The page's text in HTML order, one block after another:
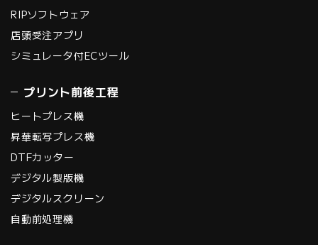
RIPソフトウェア
店頭受注アプリ
シミュレータ付ECツール
プリント前後工程
ヒートプレス機
昇華転写プレス機
DTFカッター
デジタル製版機
デジタルスクリーン
自動前処理機